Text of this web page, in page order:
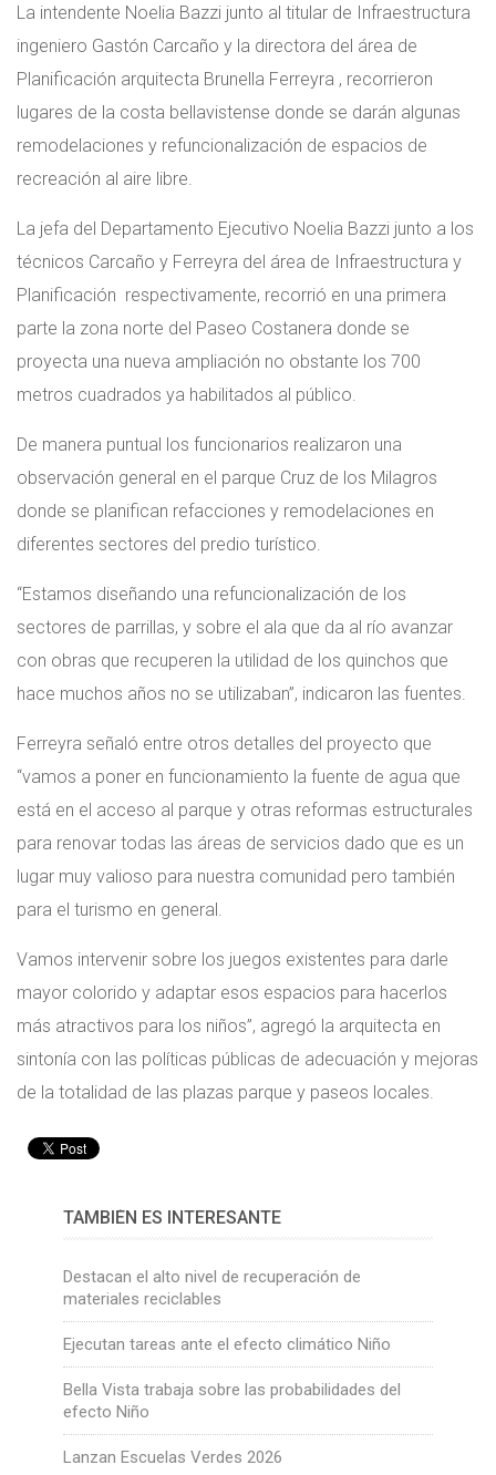
La intendente Noelia Bazzi junto al titular de Infraestructura
ingeniero Gastón Carcaño y la directora del área de
Planificación arquitecta Brunella Ferreyra , recorrieron
lugares de la costa bellavistense donde se darán algunas
remodelaciones y refuncionalización de espacios de
recreación al aire libre.
La jefa del Departamento Ejecutivo Noelia Bazzi junto a los
técnicos Carcaño y Ferreyra del área de Infraestructura y
Planificación respectivamente, recorrió en una primera
parte la zona norte del Paseo Costanera donde se
proyecta una nueva ampliación no obstante los 700
metros cuadrados ya habilitados al público.
De manera puntual los funcionarios realizaron una
observación general en el parque Cruz de los Milagros
donde se planifican refacciones y remodelaciones en
diferentes sectores del predio turístico.
“Estamos diseñando una refuncionalización de los
sectores de parrillas, y sobre el ala que da al río avanzar
con obras que recuperen la utilidad de los quinchos que
hace muchos años no se utilizaban”, indicaron las fuentes.
Ferreyra señaló entre otros detalles del proyecto que
“vamos a poner en funcionamiento la fuente de agua que
está en el acceso al parque y otras reformas estructurales
para renovar todas las áreas de servicios dado que es un
lugar muy valioso para nuestra comunidad pero también
para el turismo en general.
Vamos intervenir sobre los juegos existentes para darle
mayor colorido y adaptar esos espacios para hacerlos
más atractivos para los niños”, agregó la arquitecta en
sintonía con las políticas públicas de adecuación y mejoras
de la totalidad de las plazas parque y paseos locales.
TAMBIÉN ES INTERESANTE
Destacan el alto nivel de recuperación de
materiales reciclables
Ejecutan tareas ante el efecto climático Niño
Bella Vista trabaja sobre las probabilidades del
efecto Niño
Lanzan Escuelas Verdes 2026